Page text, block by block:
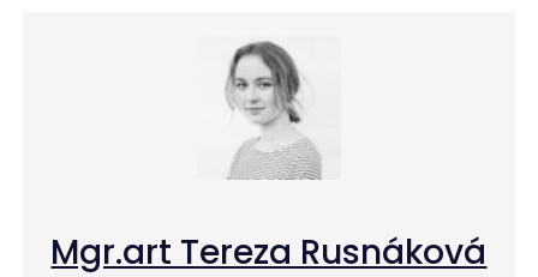
Mgr.art Tereza Rusnáková